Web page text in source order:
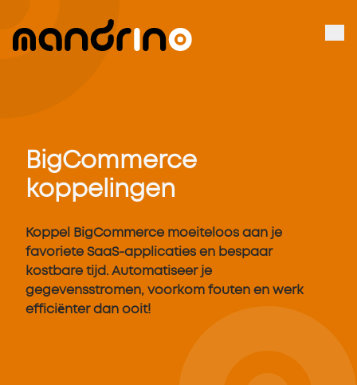
BigCommerce
koppelingen
Koppel BigCommerce moeiteloos aan je
favoriete SaaS-applicaties en bespaar
kostbare tijd. Automatiseer je
gegevensstromen, voorkom fouten en werk
efficiënter dan ooit!